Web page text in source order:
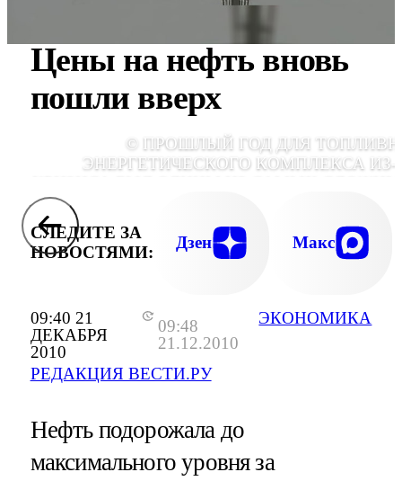
09:40 21
ДЕКАБРЯ
2010
09:48
21.12.2010
РЕДАКЦИЯ ВЕСТИ.РУ
ЭКОНОМИКА
Цены на нефть вновь
пошли вверх
© ПРОШЛЫЙ ГОД ДЛЯ
ЭНЕРГЕТИЧЕСКОГО КОМПЛЕКСА ИЗ-
БУДЕТ ГОДОМ ВОССТАНОВЛЕНИЯ И
ОДИН ИЗ САМЫХ АКТУАЛЬНЫХ
ДЛЯ ТЭК -
СЛЕДИТЕ ЗА
НОВОСТЯМИ:
Дзен Макс
Нефть подорожала до
максимального уровня за